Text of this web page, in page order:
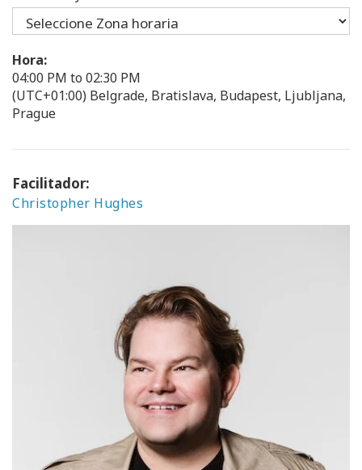
Hora:
04:00 PM to 02:30 PM
(UTC+01:00) Belgrade, Bratislava, Budapest, Ljubljana,
Prague
Facilitador:
Christopher Hughes